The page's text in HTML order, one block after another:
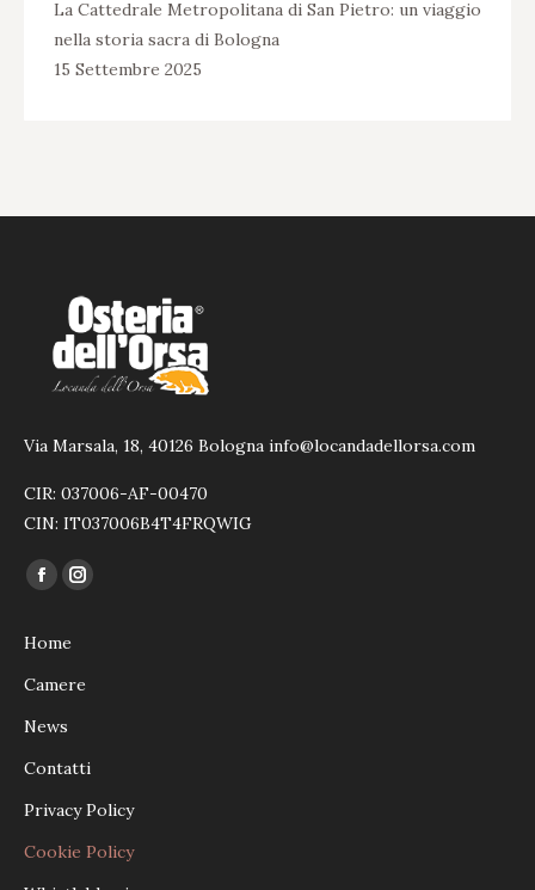
La Cattedrale Metropolitana di San Pietro: un viaggio
nella storia sacra di Bologna
15 Settembre 2025
Via Marsala, 18, 40126 Bologna info@locandadellorsa.com
CIR: 037006-AF-00470
CIN: IT037006B4T4FRQWIG
Ci puoi trovare su:
Facebook
opens
in
Instagram
in
Home
Camere
News
Contatti
Privacy Policy
Cookie Policy